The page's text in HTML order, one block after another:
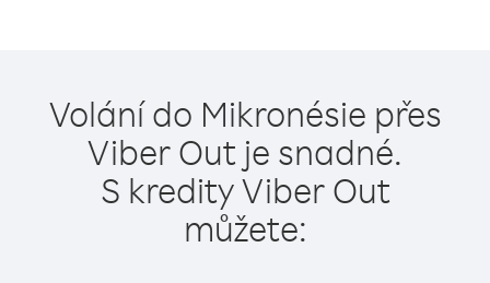
Volání do Mikronésie přes
Viber Out je snadné.
S kredity Viber Out
můžete: